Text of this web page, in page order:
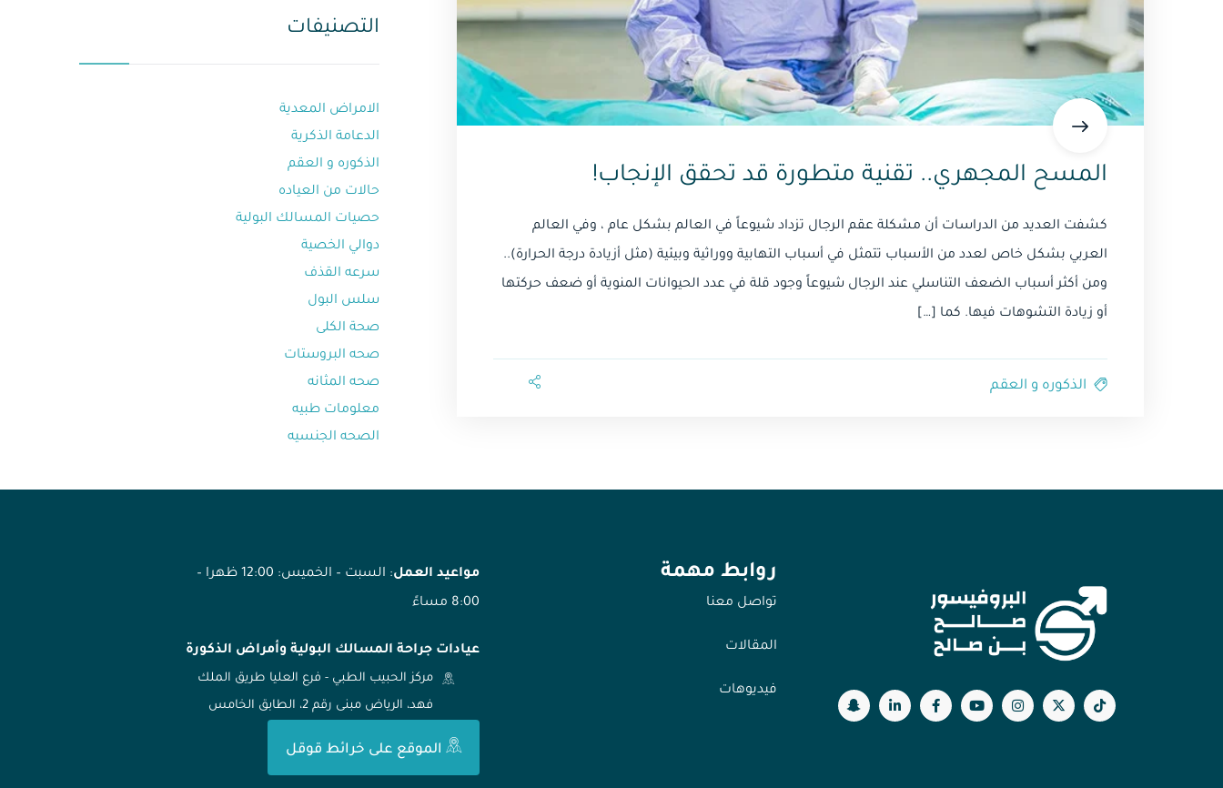
المسح المجهري.. تقنية متطورة قد تحقق الإنجاب!
كشفت العديد من الدراسات أن مشكلة عقم الرجال تزداد شيوعاً في العالم بشكل عام ، وفي العالم
العربي بشكل خاص لعدد من الأسباب تتمثل في أسباب التهابية ووراثية وبيئية (مثل أزيادة درجة الحرارة)..
ومن أكثر أسباب الضعف التناسلي عند الرجال شيوعاً وجود قلة في عدد الحيوانات المنوية أو ضعف حركتها
أو زيادة التشوهات فيها. كما […]
الذكوره و العقم⁩
التصنيفات
الامراض المعدية
الدعامة الذكرية
الذكوره و العقم⁩
حالات من العياده⁩
حصيات المسالك البولية
دوالي الخصية
سرعه القذف⁩
سلس البول
صحة الكلى
صحه البروستات
صحه المثانه⁩
معلومات طبيه⁩
روابط مهمة
تواصل معنا
المقالات
فيديوهات
مواعيد العمل
: السبت – الخميس: 12:00 ظهرا –
8:00 مساءً
عيادات جراحة المسالك البولية وأمراض الذكورة
مركز الحبيب الطبي - فرع العليا طريق الملك
فهد، الرياض مبنى رقم 2، الطابق الخامس
الموقع على خرائط قوقل